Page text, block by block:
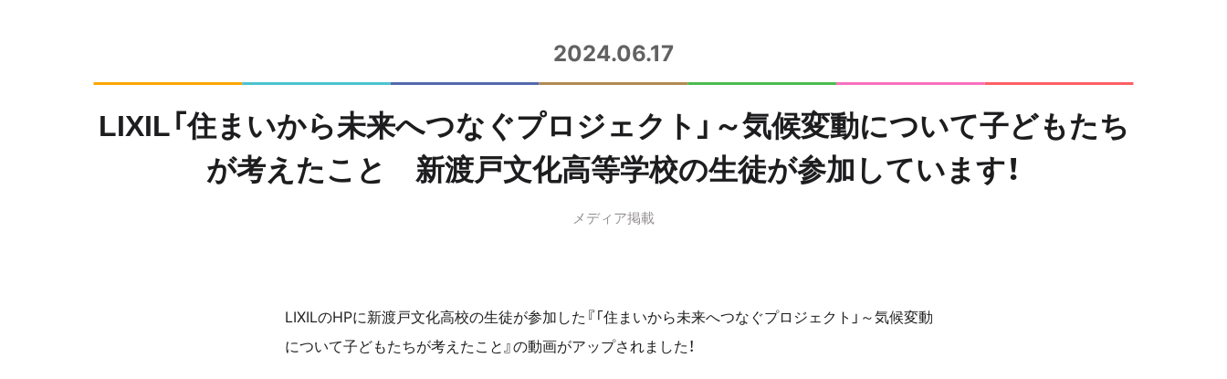
2024.06.17
LIXIL「住まいから未来へつなぐプロジェクト」～気候変動について子どもたち
が考えたこと 新渡戸文化高等学校の生徒が参加しています！
メディア掲載
LIXILのHPに新渡戸文化高校の生徒が参加した『「住まいから未来へつなぐプロジェクト」～気候変動
について子どもたちが考えたこと』の動画がアップされました！